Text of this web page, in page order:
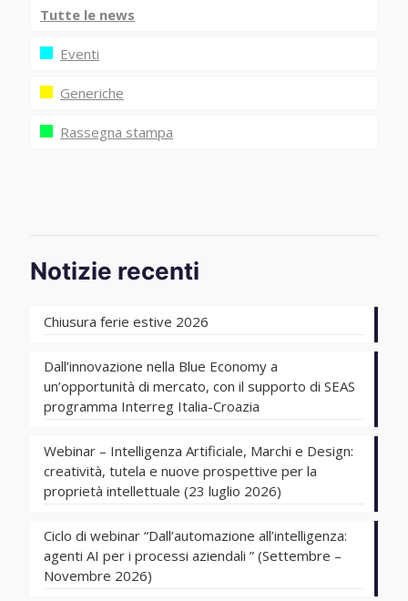
Tutte le news
Eventi
Generiche
Rassegna stampa
Notizie recenti
Chiusura ferie estive 2026
Dall’innovazione nella Blue Economy a
un’opportunità di mercato, con il supporto di SEAS
programma Interreg Italia-Croazia
Webinar – Intelligenza Artificiale, Marchi e Design:
creatività, tutela e nuove prospettive per la
proprietà intellettuale (23 luglio 2026)
Ciclo di webinar “Dall’automazione all’intelligenza:
agenti AI per i processi aziendali ” (Settembre –
Novembre 2026)